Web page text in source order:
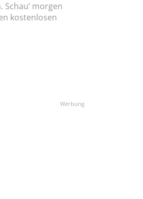
morgen
kostenlosen